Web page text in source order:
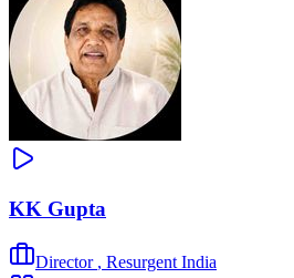
KK Gupta
Director , Resurgent India